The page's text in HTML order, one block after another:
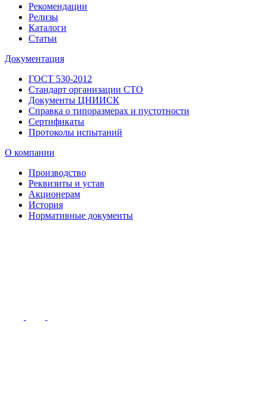
Рекомендации
Релизы
Каталоги
Статьи
Документация
ГОСТ 530-2012
Стандарт организации СТО
Документы ЦНИИСК
Справка о типоразмерах и пустотности
Сертификаты
Протоколы испытаний
О компании
Производство
Реквизиты и устав
Акционерам
История
Нормативные документы